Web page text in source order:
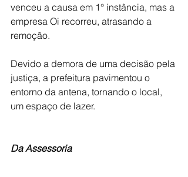
venceu a causa em 1° instância, mas a
empresa Oi recorreu, atrasando a
remoção.
Devido a demora de uma decisão pela
justiça, a prefeitura pavimentou o
entorno da antena, tornando o local,
um espaço de lazer.
Da Assessoria